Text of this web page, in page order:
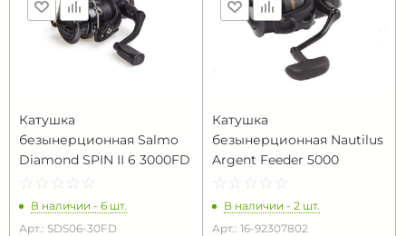
Катушка
безынерционная Salmo
Diamond SPIN II 6 3000FD
☆ ☆ ☆ ☆ ☆
★ ★ ★ ★ ★
В наличии - 6 шт.
Арт.: SDS06-30FD
Катушка
безынерционная Nautilus
Argent Feeder 5000
☆ ☆ ☆ ☆ ☆
★ ★ ★ ★ ★
В наличии - 2 шт.
Арт.: 16-92307802